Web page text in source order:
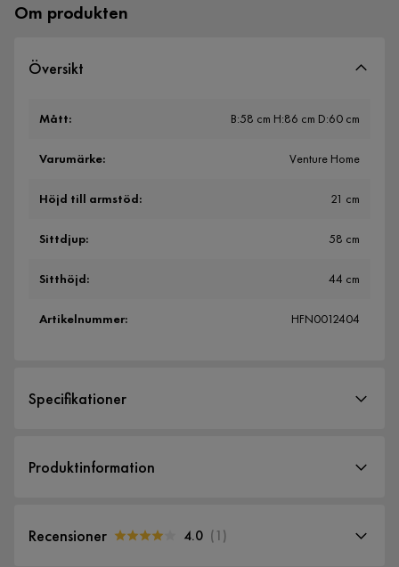
Om produkten
Översikt
Mått: B:58 cm H:86 cm D:60 cm
Varumärke: Venture Home
Höjd till armstöd: 21 cm
Sittdjup: 58 cm
Sitthöjd: 44 cm
Artikelnummer: HFN0012404
Specifikationer
Storlek
Produktinformation
Recensioner 4.0 (1)